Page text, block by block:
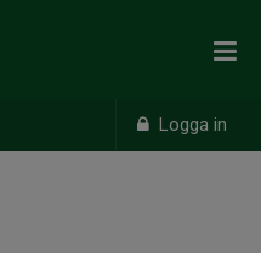
Logga in